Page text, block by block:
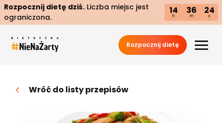
Rozpocznij dietę dziś. Liczba miejsc jest
ograniczona.
14
h
36
m
23
s
Rozpocznij dietę
Wróć do listy przepisów